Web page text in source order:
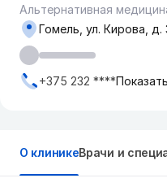
Альтернативная
Гомель, ул. Кирова, д.
+375 232 ****
О клиникеВрачи и